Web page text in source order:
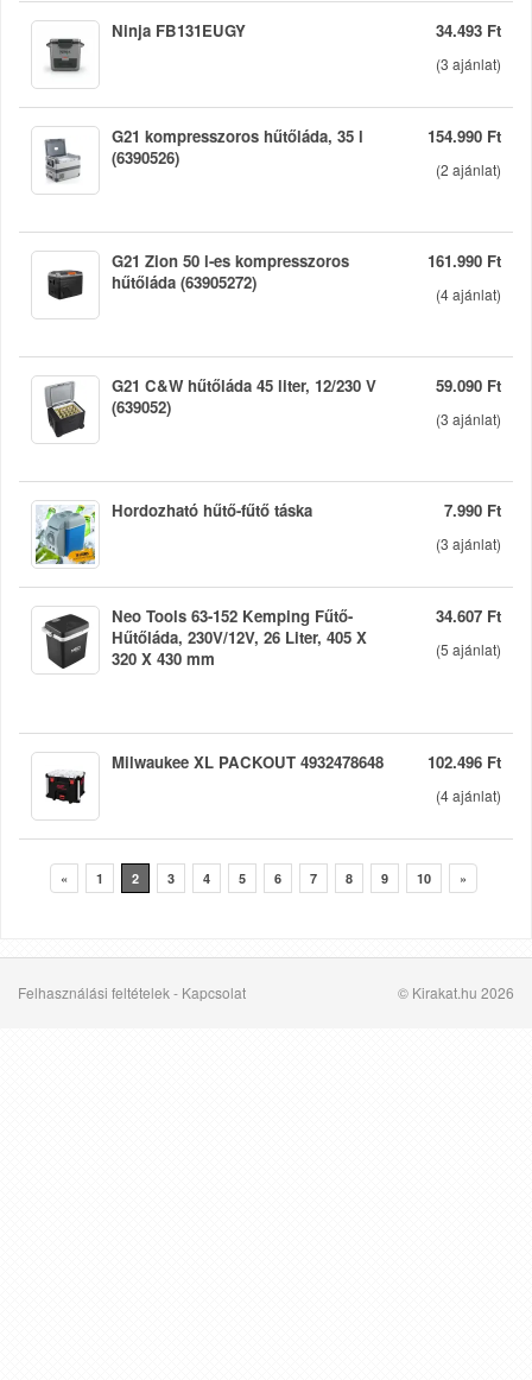
34.493 Ft
(3 ajánlat)
Ninja FB131EUGY
154.990 Ft
(2 ajánlat)
G21 kompresszoros hűtőláda, 35 l
(6390526)
161.990 Ft
(4ajánlat)
G21 Zion 50 l-es kompresszoros
hűtőláda (63905272)
59.090 Ft
(3 ajánlat)
G21 C&W hűtőláda 45 liter, 12/230 V
(639052)
7.990 Ft
(3 ajánlat)
Hordozható hűtő-fűtő táska
34.607 Ft
(5 ajánlat)
Neo Tools 63-152 Kemping Fűtő-
Hűtőláda, 230V/12V, 26 Liter, 405 X
320 X 430 mm
102.496 Ft
(4ajánlat)
Milwaukee XL PACKOUT 4932478648
« 1 2 3 4 5 6 7 8 9 10 »
Felhasználási feltételek- Kapcsolat © Kirakat.hu 2026